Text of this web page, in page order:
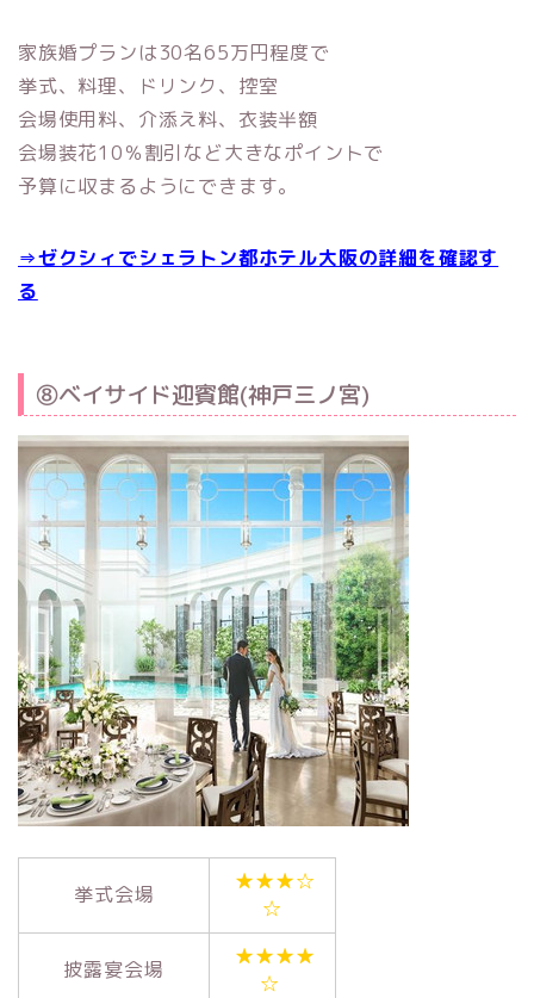
家族婚プランは30名65万円程度で
挙式、料理、ドリンク、控室
会場使用料、介添え料、衣装半額
会場装花10％割引など大きなポイントで
予算に収まるようにできます。
⇒ゼクシィでシェラトン都ホテル大阪の詳細を確認す
る
⑧ベイサイド迎賓館(神戸三ノ宮)
挙式会場
★★★☆
☆
披露宴会場
★★★★
☆